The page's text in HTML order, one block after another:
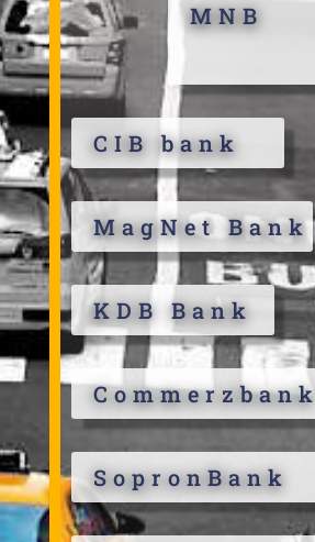
MNB
CIB bank
MagNet Bank
KDB Bank
Commerzbank
SopronBank